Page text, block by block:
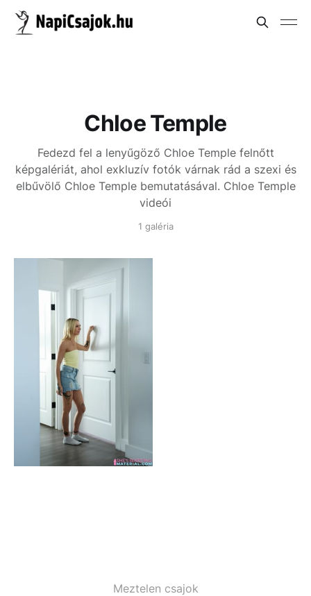
Chloe Temple
Fedezd fel a lenyűgöző Chloe Temple felnőtt
képgalériát, ahol exkluzív fotók várnak rád a szexi és
elbűvölő Chloe Temple bemutatásával. Chloe Temple
videói
1 galéria
Meztelen csajok